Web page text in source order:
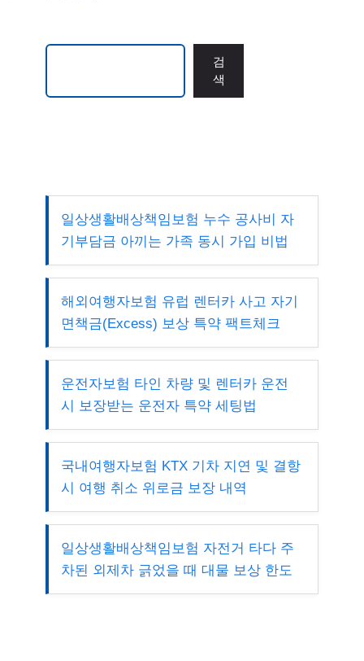
검
색
일상생활배상책임보험 누수 공사비 자
기부담금 아끼는 가족 동시 가입 비법
해외여행자보험 유럽 렌터카 사고 자기
면책금(Excess) 보상 특약 팩트체크
운전자보험 타인 차량 및 렌터카 운전
시 보장받는 운전자 특약 세팅법
국내여행자보험 KTX 기차 지연 및 결항
시 여행 취소 위로금 보장 내역
일상생활배상책임보험 자전거 타다 주
차된 외제차 긁었을 때 대물 보상 한도